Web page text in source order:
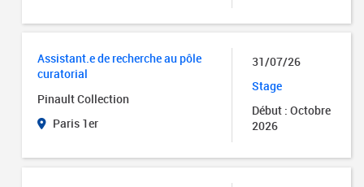
Assistant.e de recherche au pôle
curatorial
Pinault Collection
Paris 1er
31/07/26
Stage
Début : Octobre
2026